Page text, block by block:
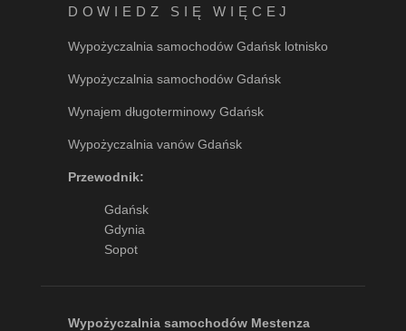
DOWIEDZ SIĘ WIĘCEJ
Wypożyczalnia samochodów Gdańsk lotnisko
Wypożyczalnia samochodów Gdańsk
Wynajem długoterminowy Gdańsk
Wypożyczalnia vanów Gdańsk
Przewodnik:
Gdańsk
Gdynia
Sopot
Wypożyczalnia samochodów Mestenza